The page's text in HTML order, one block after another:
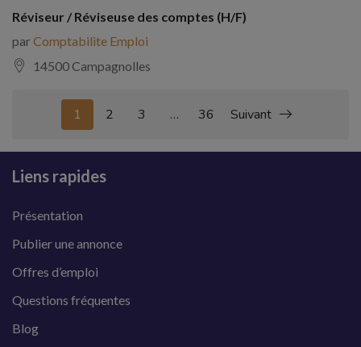
Réviseur / Réviseuse des comptes (H/F)
parComptabilite Emploi
14500 Campagnolles
1 2 3 … 36 Suivant
Liens rapides
Présentation
Publier une annonce
Offres d’emploi
Questions fréquentes
Blog